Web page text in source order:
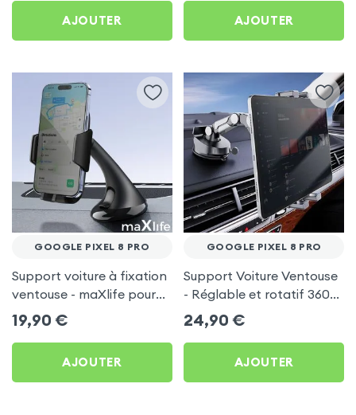
AJOUTER AJOUTER
GOOGLE PIXEL 8 PRO
Support voiture à fixation
ventouse - maXlife pour
Google Pixel 8 Pro
19,90 €
AJOUTER
GOOGLE PIXEL 8 PRO
Support Voiture Ventouse
- Réglable et rotatif 360°
pour Google Pixel 8 Pro
24,90 €
AJOUTER